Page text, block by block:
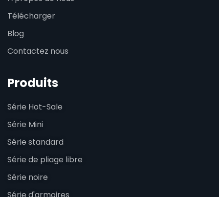
Télécharger
Blog
Contactez nous
Produits
Série Hot-Sale
Série Mini
Série standard
Série de pliage libre
Série noire